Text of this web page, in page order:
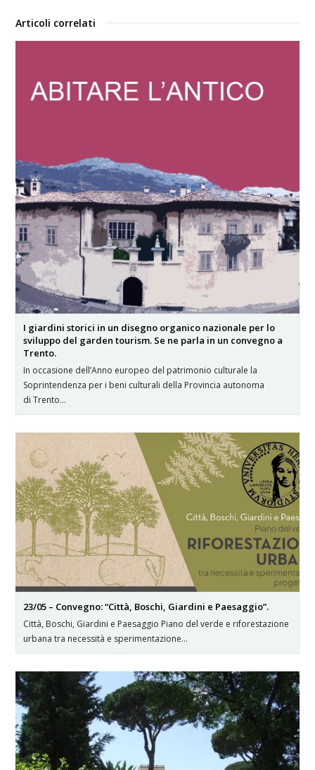
Articoli correlati
I giardini storici in un disegno organico nazionale per lo
sviluppo del garden tourism. Se ne parla in un convegno a
Trento.
In occasione dell’Anno europeo del patrimonio culturale la
Soprintendenza per i beni culturali della Provincia autonoma
di Trento…
23/05 – Convegno: “Città, Boschi, Giardini e Paesaggio”.
Città, Boschi, Giardini e Paesaggio Piano del verde e riforestazione
urbana tra necessità e sperimentazione…